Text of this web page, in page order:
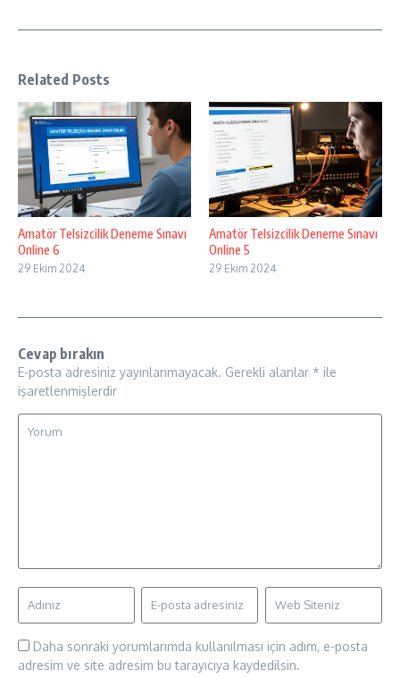
Related Posts
Amatör Telsizcilik Deneme Sınavı
Online 6
29 Ekim 2024
Amatör Telsizcilik Deneme Sınavı
Online 5
29 Ekim 2024
Cevap bırakın
E-posta adresiniz yayınlanmayacak. Gerekli alanlar * ile
işaretlenmişlerdir
Daha sonraki yorumlarımda kullanılması için adım, e-posta
adresim ve site adresim bu tarayıcıya kaydedilsin.